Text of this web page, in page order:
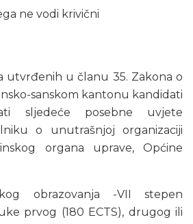
ne vodi krivični
utvrđenih u članu 35. Zakona o
sanskom kantonu kandidati
sljedeće posebne uvjete
o unutrašnjoj organizaciji
organa uprave, Općine
obrazovanja -VII stepen
prvog (180 ECTS), drugog ili